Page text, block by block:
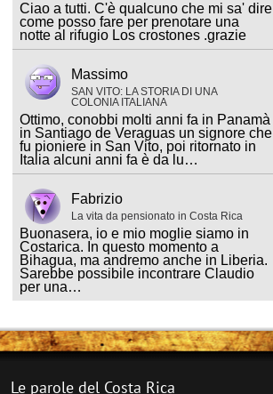
Ciao a tutti. C'è qualcuno che mi sa' dire
come posso fare per prenotare una
notte al rifugio Los crostones .grazie
Massimo
SAN VITO: LA STORIA DI UNA
COLONIA ITALIANA
Ottimo, conobbi molti anni fa in Panamà
in Santiago de Veraguas un signore che
fu pioniere in San Vito, poi ritornato in
Italia alcuni anni fa è da lu…
Fabrizio
La vita da pensionato in Costa Rica
Buonasera, io e mio moglie siamo in
Costarica. In questo momento a
Bihagua, ma andremo anche in Liberia.
Sarebbe possibile incontrare Claudio
per una…
Le parole del Costa Rica